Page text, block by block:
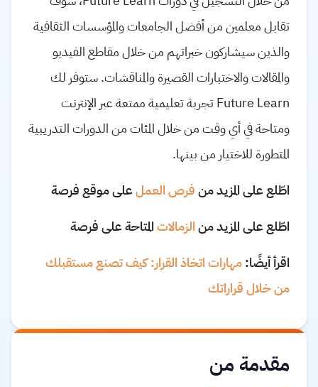
تقابل معلمين من أفضل الجامعات والمؤسسات الثقافية
والذين سيشاركون خبراتهم من خلال مقاطع الفيديو
والمقالات والاختبارات القصيرة والمناقشات. ستوفر لك
Future Learn تجربة تعليمية ممتعة عبر الإنترنت
ومتاحة في أي وقت من خلال المئات من الدورات التدريبية
المتطورة للاختيار من بينها.
اطّلع على المزيد منفرص العملعلى موقع فرصة
اطّلع على المزيد منالزمالاتالمتاحة على فرصة
اقرأ أيضًا:مهارات اتخاذ القرار: كيف تصنع مستقبلك
من خلال قراراتك
مقدمة من